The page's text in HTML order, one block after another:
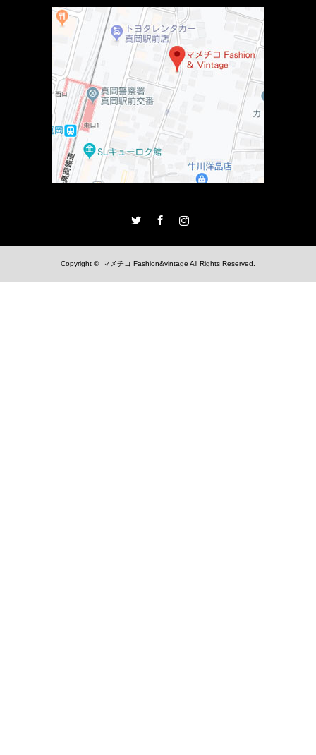
Copyright © マメチコ Fashion&vintage All Rights Reserved.